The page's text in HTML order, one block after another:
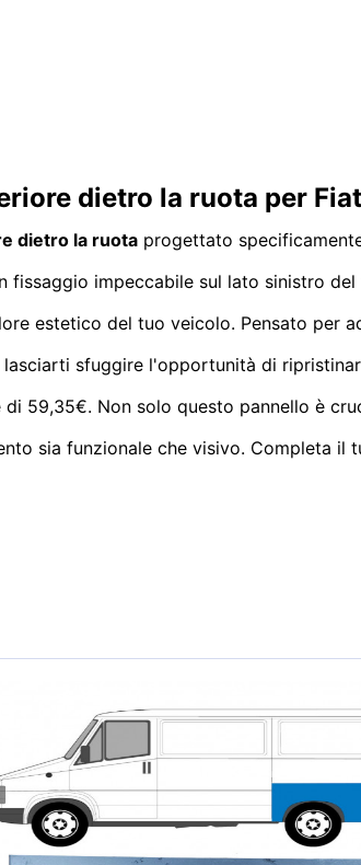
dietro la ruota per
dietro la ruota progettato
impeccabile sul lato sinistro
estetico del tuo veicolo. Pensato per
lasciarti sfuggire l'opportunità di
59,35€. Non solo questo pannello è
sia funzionale che visivo. Completa